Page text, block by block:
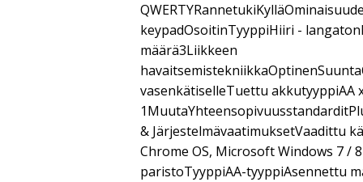
keypadOsoitinTyyppiHiiri -
määrä3Liikkeen
vasenkätiselleTuettu akkutyyppiAA
& JärjestelmävaatimuksetVaadittu
Chrome OS, Microsoft Windows 7 /
paristoTyyppiAA-tyyppiAsennettu